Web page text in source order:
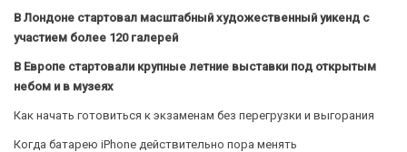
В Лондоне стартовал масштабный художественный уикенд с
участием более 120 галерей
В Европе стартовали крупные летние выставки под открытым
небом и в музеях
Как начать готовиться к экзаменам без перегрузки и выгорания
Когда батарею iPhone действительно пора менять